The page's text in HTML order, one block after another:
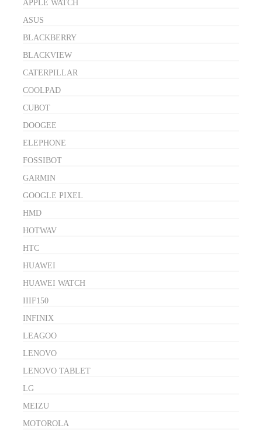
APPLE WATCH
ASUS
BLACKBERRY
BLACKVIEW
CATERPILLAR
COOLPAD
CUBOT
DOOGEE
ELEPHONE
FOSSIBOT
GARMIN
GOOGLE PIXEL
HMD
HOTWAV
HTC
HUAWEI
HUAWEI WATCH
IIIF150
INFINIX
LEAGOO
LENOVO
LENOVO TABLET
LG
MEIZU
MOTOROLA